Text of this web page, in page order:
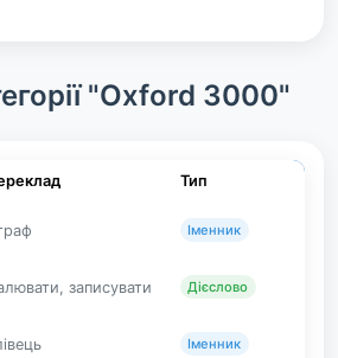
"Oxford 3000"
Тип
Іменник
записувати Дієслово
Іменник